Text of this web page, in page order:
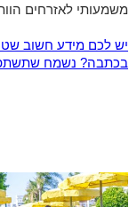
משמעותי לאזרחים
יש לכם מידע חשוב
בכתבה? נשמח